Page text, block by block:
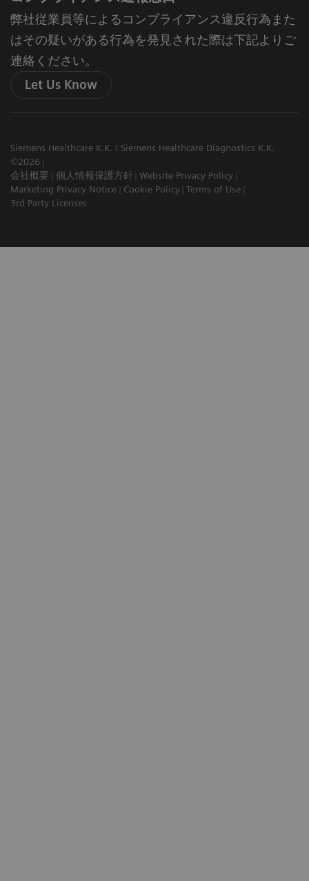
弊社従業員等によるコンプライアンス違反行為また
はその疑いがある行為を発見された際は下記よりご
連絡ください。
Let Us Know
Siemens Healthcare K.K. / Siemens Healthcare Diagnostics K.K.
©2026
会社概要
個人情報保護方針
Website Privacy Policy
Marketing Privacy Notice
Cookie Policy Terms of Use
3rd Party Licenses